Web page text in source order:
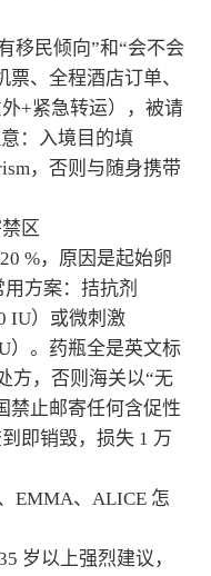
移民倾向”和“会不会
、全程酒店订单、
+紧急转运），被请
：入境目的填
，否则与随身携带
区
%，原因是起始卵
方案：拮抗剂
IU）或微刺激
）。药瓶全是英文标
方，否则海关以“无
禁止邮寄任何含促性
即销毁，损失 1 万
EMMA、ALICE 怎
岁以上强烈建议，